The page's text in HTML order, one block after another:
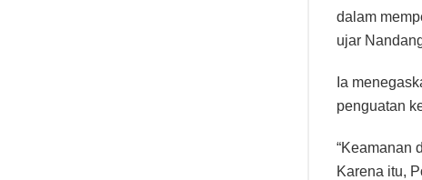
dalam
ujar
Ia
penguatan
“Keamanan
Karena itu,